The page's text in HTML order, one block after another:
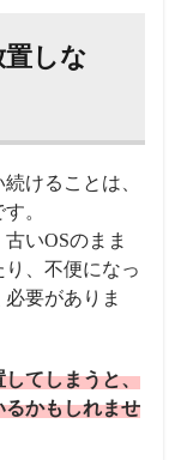
しな
けることは、
。
いOSのまま
、不便になっ
要がありま
てしまうと、
かもしれませ